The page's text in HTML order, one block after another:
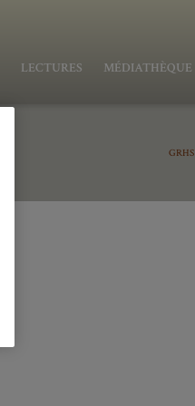
LECTURES MÉDIATHÈQUE
GRHS